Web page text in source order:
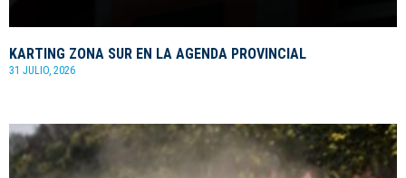
KARTING ZONA SUR EN LA AGENDA PROVINCIAL
31 JULIO, 2026